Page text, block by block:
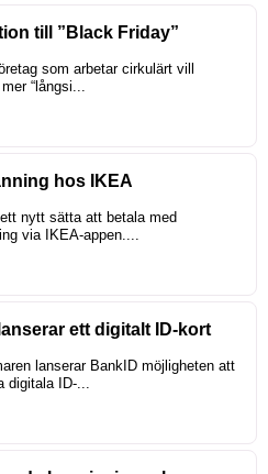
till ”Black Friday”
som arbetar cirkulärt vill
“långsi...
hos IKEA
ett nytt sätta att betala med
via IKEA-appen....
ett digitalt ID-kort
lanserar BankID möjligheten att
digitala ID-...